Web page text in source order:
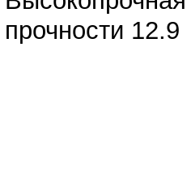
прочности 12.9